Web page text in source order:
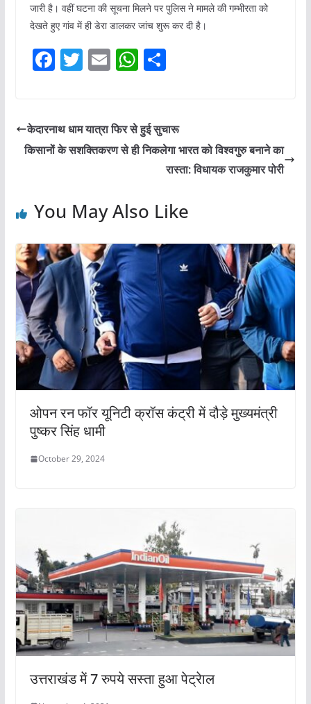
जारी है। वहीं घटना की सूचना मिलने पर पुलिस ने मामले की गम्भीरता को
देखते हुए गांव में ही डेरा डालकर जांच शुरू कर दी है।
F
e
b
k
T
er
E
l
W
s
A
S
e
केदारनाथ धाम यात्रा फिर से हुई सुचारू
किसानों के सशक्तिकरण से ही निकलेगा भारत को विश्वगुरु बनाने का
रास्ता: विधायक राजकुमार पोरी
You May Also Like
ओपन रन फॉर यूनिटी क्रॉस कंट्री में दौड़े मुख्यमंत्री
पुष्कर सिंह धामी
October 29, 2024
उत्तराखंड में 7 रुपये सस्ता हुआ पेट्रेाल